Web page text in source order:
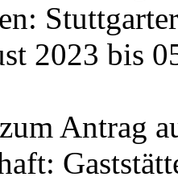
2023 bis
Antrag